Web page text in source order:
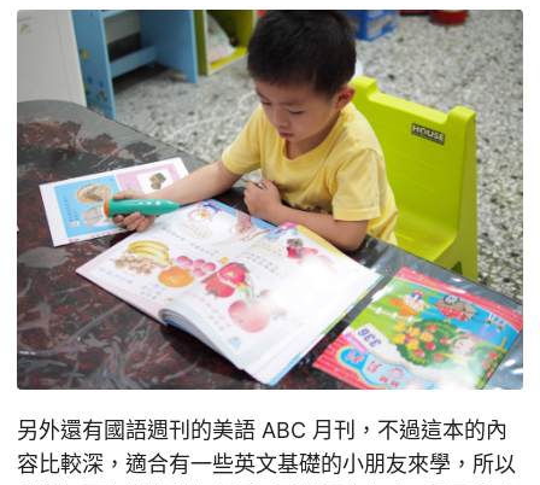
另外還有國語週刊的美語 ABC 月刊，不過這本的內
容比較深，適合有一些英文基礎的小朋友來學，所以